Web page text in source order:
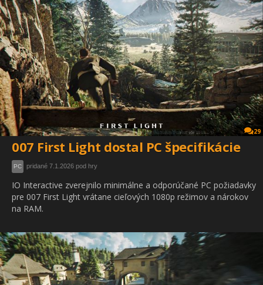
29
007 First Light dostal PC špecifikácie
PC pridané 7.1.2026 pod hry
IO Interactive zverejnilo minimálne a odporúčané PC požiadavky
pre 007 First Light vrátane cieľových 1080p režimov a nárokov
na RAM.